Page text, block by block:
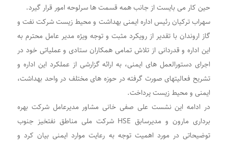
حین کار می بایست از جانب همه قسمت ها سرلوحه امور قرار گیرد.
سهراب ترکیان رئیس اداره ایمنی بهداشت و محیط زیست شرکت نفت و
گاز اروندان با تقدیر از رویکرد مثبت و توجه ویژه مدیر عامل محترم به
این اداره و قدردانی از تلاش تمامی همکاران ستادی و عملیاتی خود در
اجرای دستورالعمل های ایمنی، به ارائه گزارشی از عملکرد این اداره و
تشریح فعالیتهای صورت گرفته در حوزه های مختلف در واحد بهداشت،
ایمنی و محیط زیست پرداخت.
در ادامه این نشست علی صفی خانی مشاور مدیرعامل شرکت بهره
برداری مارون و مدیرسابق HSE شرکت ملی مناطق نفتخیز جنوب
توضیحاتی در مورد اهمیت توجه به رعایت موارد ایمنی بیان کرد و